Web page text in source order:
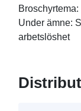
Under ämne:
arbetslöshet